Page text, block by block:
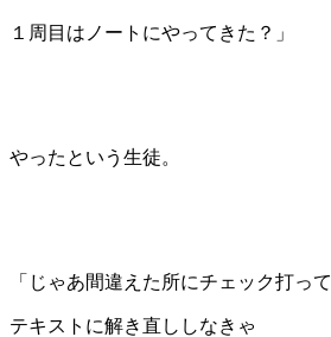
１周目はノートにやってきた？」
やったという生徒。
「じゃあ間違えた所にチェック打って
テキストに解き直ししなきゃ